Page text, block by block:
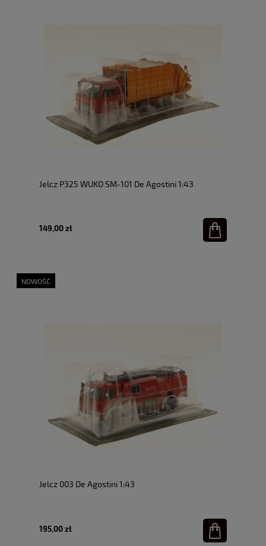
Jelcz P325 WUKO SM-101 De Agostini 1:43
149,00 zł
Jelcz 003 De Agostini 1:43
195,00 zł
NOWOŚĆ